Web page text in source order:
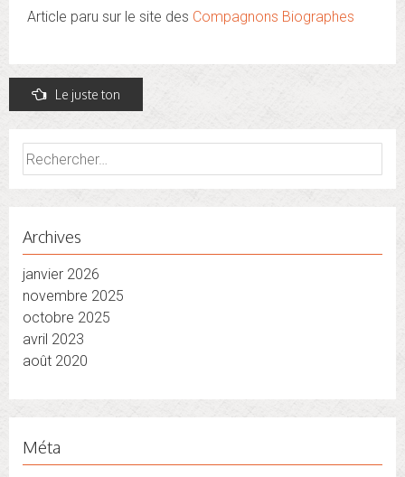
Article paru sur le site des Compagnons Biographes
Post
navigation
Le juste ton
Rechercher :
Archives
janvier 2026
novembre 2025
octobre 2025
avril 2023
août 2020
Méta